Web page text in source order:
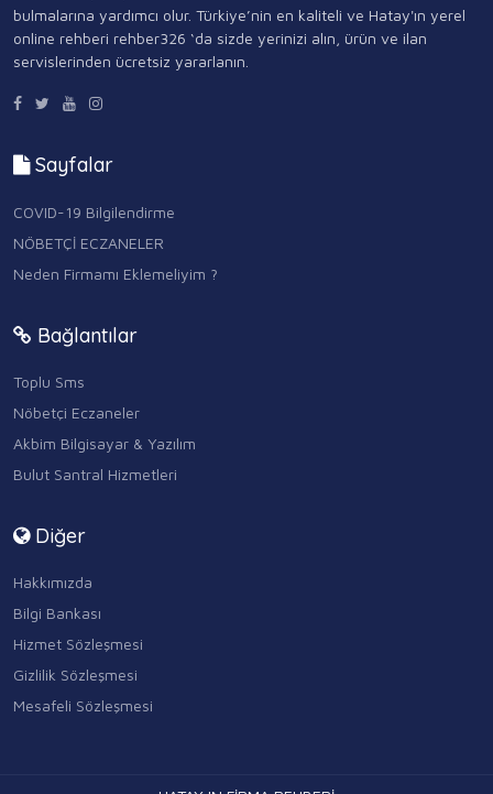
bulmalarına yardımcı olur. Türkiye’nin en kaliteli ve Hatay'ın yerel
online rehberi rehber326 ‘da sizde yerinizi alın, ürün ve ilan
servislerinden ücretsiz yararlanın.
Sayfalar
COVID-19 Bilgilendirme
NÖBETÇİ ECZANELER
Neden Firmamı Eklemeliyim ?
Bağlantılar
Toplu Sms
Nöbetçi Eczaneler
Akbim Bilgisayar & Yazılım
Bulut Santral Hizmetleri
Diğer
Hakkımızda
Bilgi Bankası
Hizmet Sözleşmesi
Gizlilik Sözleşmesi
Mesafeli Sözleşmesi